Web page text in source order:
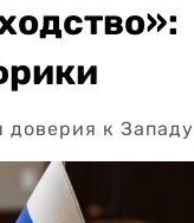
доверия к Западу